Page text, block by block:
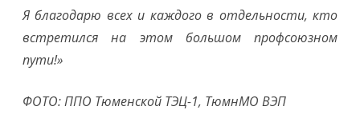
Я благодарю всех и каждого в отдельности, кто
встретился на этом большом профсоюзном
пути!»
ФОТО: ППО Тюменской ТЭЦ-1, ТюмнМО ВЭП